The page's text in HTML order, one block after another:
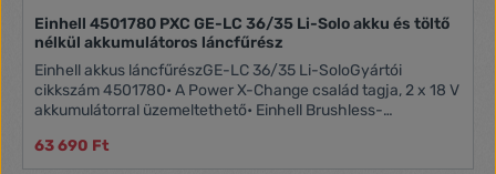
Einhell 4501780 PXC GE-LC 36/35 Li-Solo akku és töltő
nélkül akkumulátoros láncfűrész
Einhell akkus láncfűrészGE-LC 36/35 Li-SoloGyártói
cikkszám 4501780• A Power X-Change család tagja, 2 x 18 V
akkumulátorral üzemeltethető• Einhell Brushless-
percőségű OREGON vágókard és fűrészlánc• Szerszám
63 690 Ft